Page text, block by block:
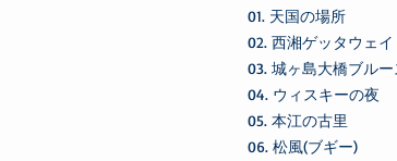
01. 天国の場所
02. 西湘ゲッタウェイ
03. 城ヶ島大橋ブルー
04. ウィスキーの夜
05. 本江の古里
06. 松風(ブギー)